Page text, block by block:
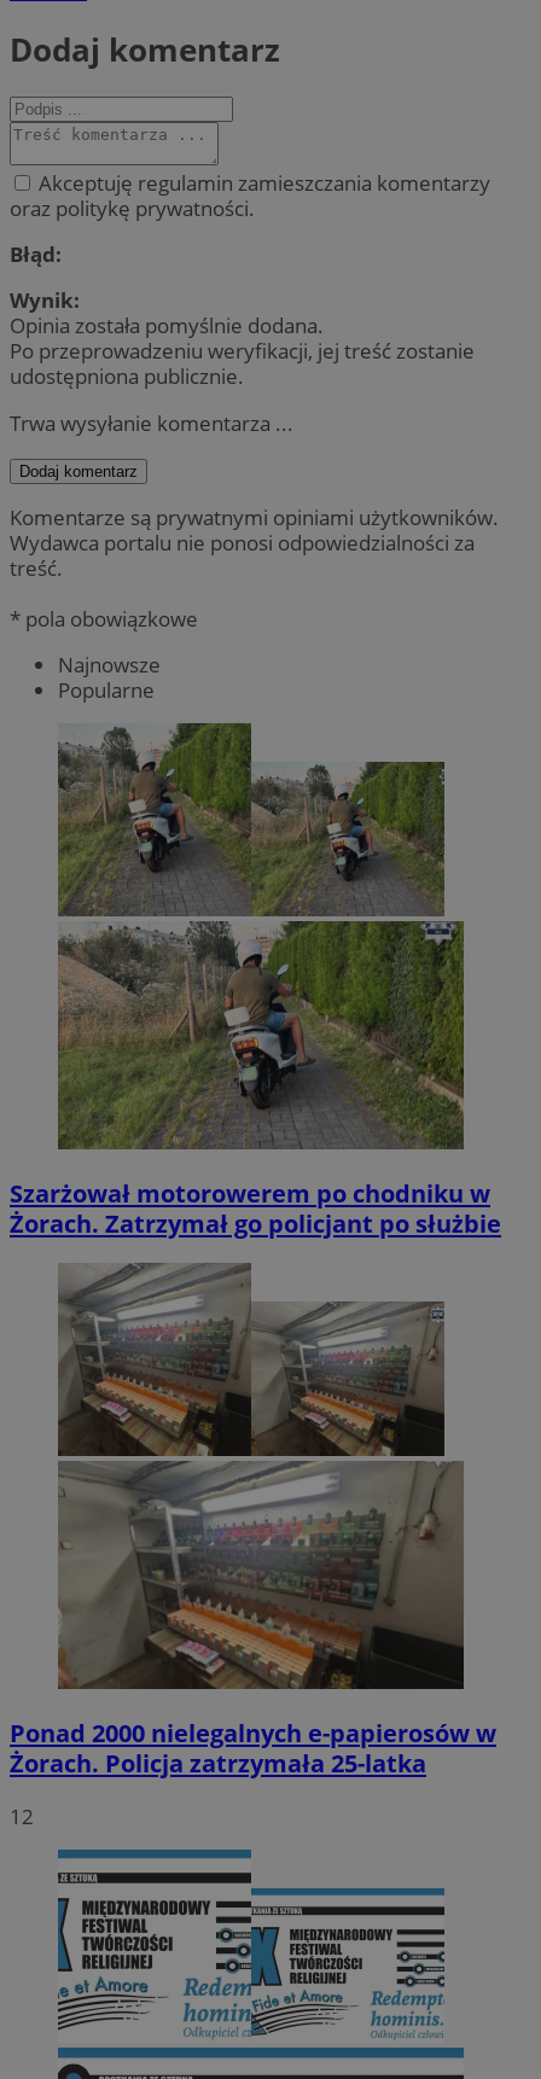
Dodaj komentarz
Akceptuję regulamin zamieszczania komentarzy
oraz politykę prywatności.
Błąd:
Wynik:
Opinia została pomyślnie dodana.
Po przeprowadzeniu weryfikacji, jej treść zostanie
udostępniona publicznie.
Trwa wysyłanie komentarza ...
Dodaj komentarz
Komentarze są prywatnymi opiniami użytkowników.
Wydawca portalu nie ponosi odpowiedzialności za
treść.
* pola obowiązkowe
Najnowsze
Popularne
Szarżował motorowerem po chodniku w
Żorach. Zatrzymał go policjant po służbie
Ponad 2000 nielegalnych e-papierosów w
Żorach. Policja zatrzymała 25-latka
12